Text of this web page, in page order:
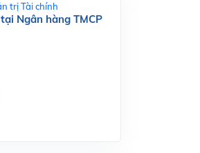
trị Tài chính
Ngân hàng TMCP